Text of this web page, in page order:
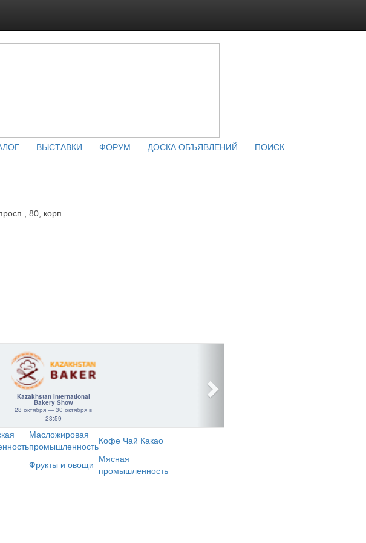
ВЫСТАВКИ ФОРУМ ДОСКА ОБЪЯВЛЕНИЙ
ПОИСК
80, корп.
Kazakhstan International
Bakery Show
28 октября — 30 октября в
23:59
Масложировая
промышленностьКофе Чай Какао
Фрукты и овощи Мясная
промышленность